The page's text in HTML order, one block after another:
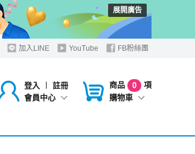
展開廣告
加入LINE YouTube FB粉絲團
登入 ︱
註冊
會員中心
商品 0
項
購物車